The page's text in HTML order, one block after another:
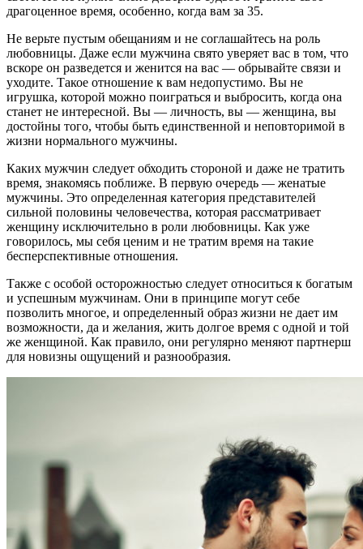
драгоценное время, особенно, когда вам за 35.
Не верьте пустым обещаниям и не соглашайтесь на роль
любовницы. Даже если мужчина свято уверяет вас в том, что
вскоре он разведется и женится на вас — обрывайте связи и
уходите. Такое отношение к вам недопустимо. Вы не
игрушка, которой можно поиграться и выбросить, когда она
станет не интересной. Вы — личность, вы — женщина, вы
достойны того, чтобы быть единственной и неповторимой в
жизни нормального мужчины.
Каких мужчин следует обходить стороной и даже не тратить
время, знакомясь поближе. В первую очередь — женатые
мужчины. Это определенная категория представителей
сильной половины человечества, которая рассматривает
женщину исключительно в роли любовницы. Как уже
говорилось, мы себя ценим и не тратим время на такие
бесперспективные отношения.
Также с особой осторожностью следует относиться к богатым
и успешным мужчинам. Они в принципе могут себе
позволить многое, и определенный образ жизни не дает им
возможности, да и желания, жить долгое время с одной и той
же женщиной. Как правило, они регулярно меняют партнерш
для новизны ощущений и разнообразия.